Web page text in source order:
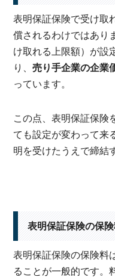
表明保証保険で受け取
償されるわけではあり
け取れる上限額）が設
り、売り手企業の企業
っています。
この点、表明保証保険
ても設定が変わって来
明を受けたうえで締結
表明保証保険の保
表明保証保険の保険料
ることが一般的です。